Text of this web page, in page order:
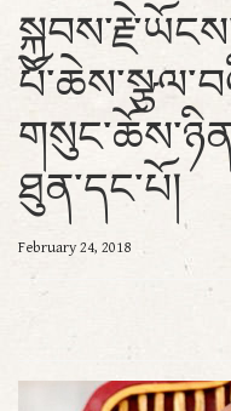
ཐུན་དང་པོ།
February 24, 2018